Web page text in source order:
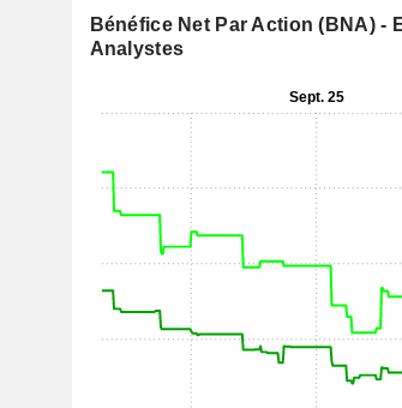
Bénéfice Net Par Action (BNA)
Analystes